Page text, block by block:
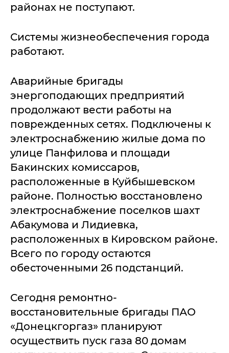
районах не поступают.
Системы жизнеобеспечения города
работают.
Аварийные бригады
энергоподающих предприятий
продолжают вести работы на
поврежденных сетях. Подключены к
электроснабжению жилые дома по
улице Панфилова и площади
Бакинских комиссаров,
расположенные в Куйбышевском
районе. Полностью восстановлено
электроснабжение поселков шахт
Абакумова и Лидиевка,
расположенных в Кировском районе.
Всего по городу остаются
обесточенными 26 подстанций.
Сегодня ремонтно-
восстановительные бригады ПАО
«Донецкгоргаз» планируют
осуществить пуск газа 80 домам